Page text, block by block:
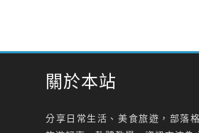
關於本站
分享日常生活、美食旅遊，部落